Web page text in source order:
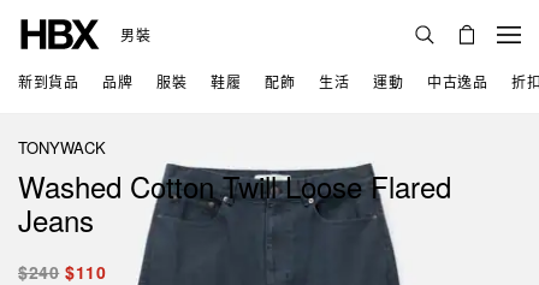
男裝
新到貨品 品牌 服裝 鞋履 配飾 生活 運動 中古逸品 折
TONYWACK
Washed Cotton Twill Loose Flared
Jeans
$240 $110